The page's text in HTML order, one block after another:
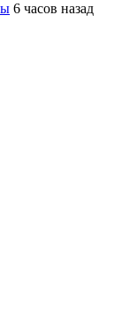
6 часов назад